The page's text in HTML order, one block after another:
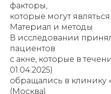
факторы,
которые могут
Материал и методы
В исследовании
пациентов
с акне, которые в
01.04.2025)
обращались в клинику
(Москва).